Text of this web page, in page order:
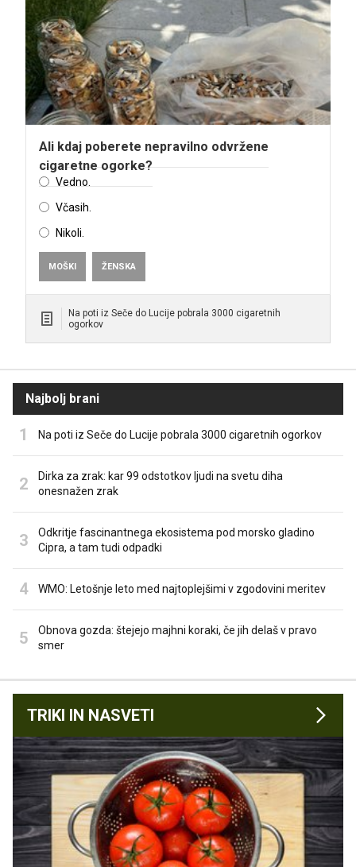
Ali kdaj poberete nepravilno odvržene
cigaretne ogorke?
Vedno.
Včasih.
Nikoli.
MOŠKI ŽENSKA
Na poti iz Seče do Lucije pobrala 3000 cigaretnih
ogorkov
Najbolj brani
Na poti iz Seče do Lucije pobrala 3000 cigaretnih ogorkov
Dirka za zrak: kar 99 odstotkov ljudi na svetu diha
onesnažen zrak
Odkritje fascinantnega ekosistema pod morsko gladino
Cipra, a tam tudi odpadki
WMO: Letošnje leto med najtoplejšimi v zgodovini meritev
Obnova gozda: štejejo majhni koraki, če jih delaš v pravo
smer
TRIKI IN NASVETI